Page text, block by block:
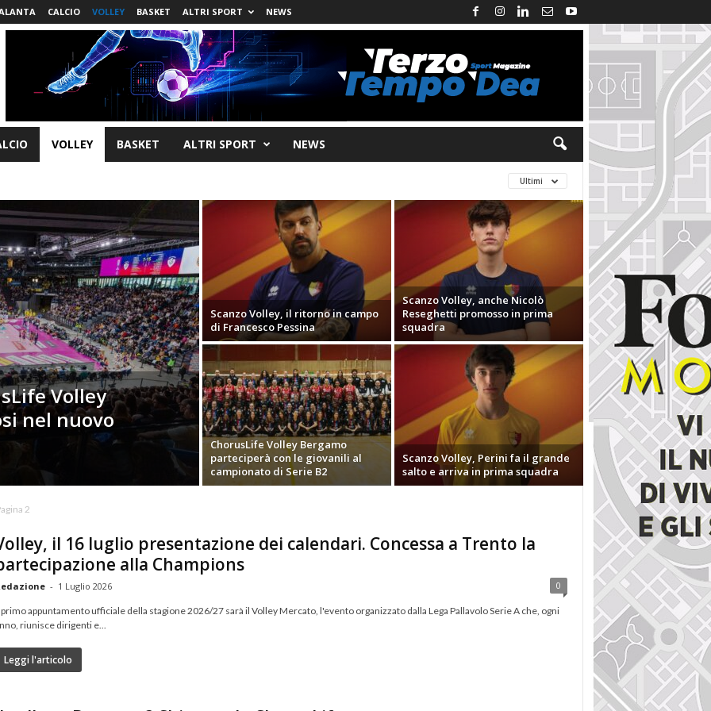
CALCIO VOLLEY BASKET ALTRI SPORT NEWS
VOLLEY BASKET ALTRI SPORT NEWS
Ultimi
Volley
nel nuovo
Scanzo Volley, il ritorno in campo
di Francesco Pessina
Scanzo Volley, anche Nicolò
Reseghetti promosso in prima
squadra
ChorusLife Volley Bergamo
parteciperà con le giovanili al
campionato di Serie B2
Scanzo Volley, Perini fa il grande
salto e arriva in prima squadra
2
il 16 luglio presentazione dei calendari. Concessa a Trento la
alla Champions
- 1 Luglio 2026 0
appuntamento ufficiale della stagione 2026/27 sarà il Volley Mercato, l'evento organizzato dalla Lega Pallavolo Serie A che, ogni
riunisce dirigenti e...
Leggi l'articolo